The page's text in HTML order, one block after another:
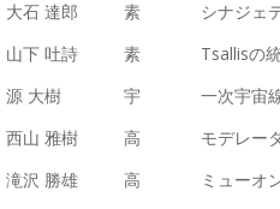
大石 達郎
素
シナジェ
山下 吐詩
素
Tsallisの
源 大樹
宇
一次宇宙
西山 雅樹
高
モデレー
滝沢 勝雄
高
ミューオ